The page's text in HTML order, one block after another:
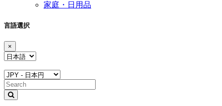
家庭・日用品
言語選択
×